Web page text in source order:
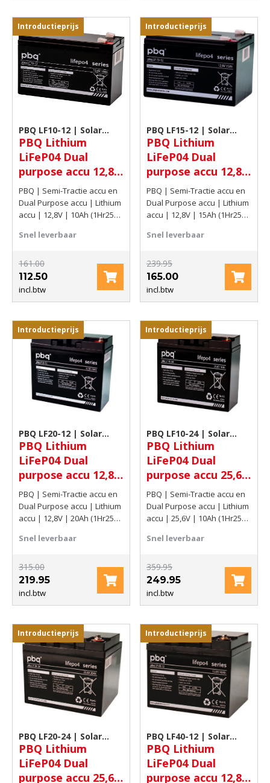
Introductieprijs
PBQ LF10-12 | Solar
accu
PBQ Lithium
LiFeP04 Dual
purpose accu 12,8V
10Ah (1Hr25C)
128Wh
PBQ | Semi-Tractie accu en
Dual Purpose accu | Lithium
accu | 12,8V | 10Ah (1Hr25C)
Snel leverbaar
161.00
112.50
incl.btw
Introductieprijs
PBQ LF15-12 | Solar
accu
PBQ Lithium
LiFeP04 Dual
purpose accu 12,8V
15Ah (1Hr25C)
192Wh
PBQ | Semi-Tractie accu en
Dual Purpose accu | Lithium
accu | 12,8V | 15Ah (1Hr25C)
Snel leverbaar
239.95
165.00
incl.btw
Introductieprijs
PBQ LF20-12 | Solar
accu
PBQ Lithium
LiFeP04 Dual
purpose accu 12,8V
20Ah (1Hr25C)
256Wh
PBQ | Semi-Tractie accu en
Dual Purpose accu | Lithium
accu | 12,8V | 20Ah (1Hr25C)
Snel leverbaar
315.00
219.95
incl.btw
Introductieprijs
PBQ LF10-24 | Solar
accu
PBQ Lithium
LiFeP04 Dual
purpose accu 25,6V
10Ah (1Hr25C)
256Wh
PBQ | Semi-Tractie accu en
Dual Purpose accu | Lithium
accu | 25,6V | 10Ah (1Hr25C)
Snel leverbaar
359.95
249.95
incl.btw
Introductieprijs
PBQ LF20-24 | Solar
accu
PBQ Lithium
LiFeP04 Dual
purpose accu 25,6V
Introductieprijs
PBQ LF40-12 | Solar
accu
PBQ Lithium
LiFeP04 Dual
purpose accu 12,8V